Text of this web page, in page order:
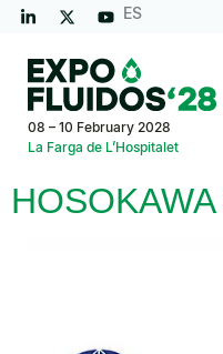
ES
08 – 10 February 2028
La Farga de L’Hospitalet